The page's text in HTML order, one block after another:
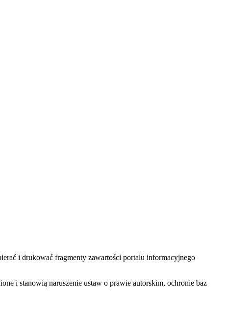
i drukować fragmenty zawartości portalu informacyjnego
i stanowią naruszenie ustaw o prawie autorskim, ochronie baz